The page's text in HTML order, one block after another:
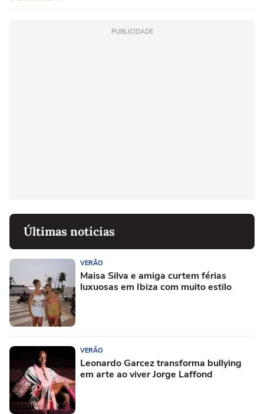
PUBLICIDADE
Últimas notícias
VERÃO
Maisa Silva e amiga curtem férias
luxuosas em Ibiza com muito estilo
VERÃO
Leonardo Garcez transforma bullying
em arte ao viver Jorge Laffond